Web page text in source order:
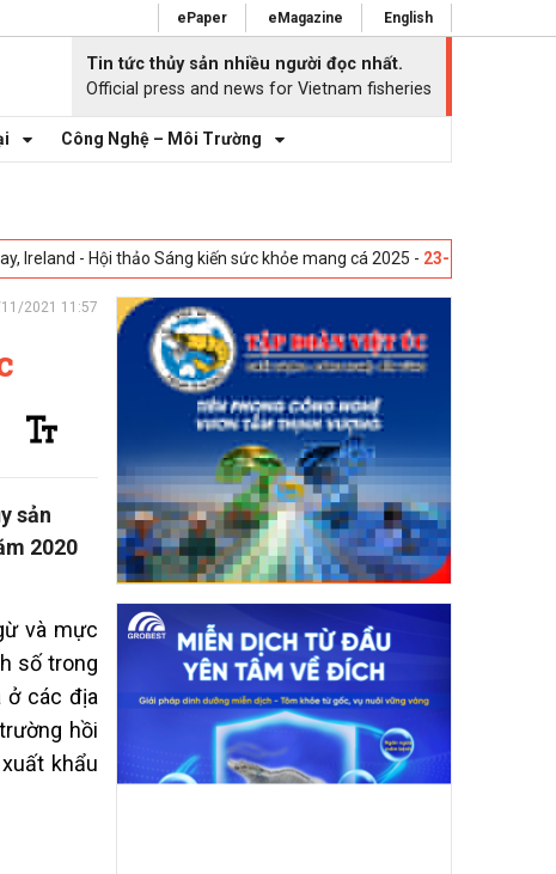
ePaper eMagazine English
Tin tức thủy sản nhiều người đọc nhất.
Official press and news for Vietnam fisheries
Công Nghệ – Môi Trường
Ireland - Hội thảo Sáng kiến sức khỏe mang cá 2025 - 23-04-2025
2021 11:57
sản
2020
và mực
số trong
ở các địa
hồi
khẩu